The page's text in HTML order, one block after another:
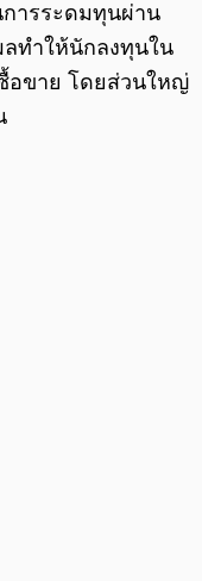
ารระดมทุนผ่าน
ลทำให้นักลงทุนใน
อขาย โดยส่วนใหญ่